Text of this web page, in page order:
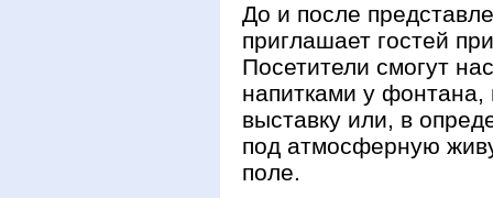
До и после
приглашает гостей
Посетители смогут
напитками у фонтана,
выставку или, в
под атмосферную
поле.